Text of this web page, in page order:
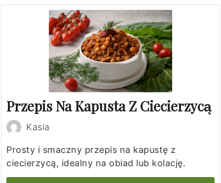
Przepis Na Kapusta Z Ciecierzycą
Kasia
Prosty i smaczny przepis na kapustę z
ciecierzycą, idealny na obiad lub kolację.